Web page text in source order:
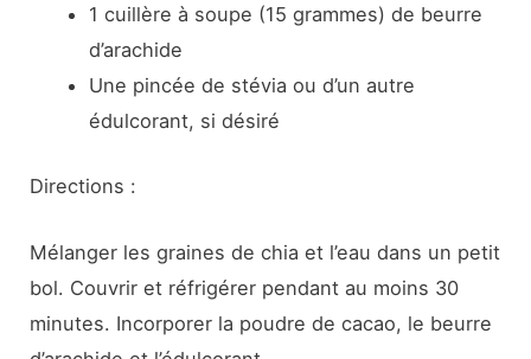
1 cuillère à soupe (15 grammes) de beurre
d’arachide
Une pincée de stévia ou d’un autre
édulcorant, si désiré
Directions :
Mélanger les graines de chia et l’eau dans un petit
bol. Couvrir et réfrigérer pendant au moins 30
minutes. Incorporer la poudre de cacao, le beurre